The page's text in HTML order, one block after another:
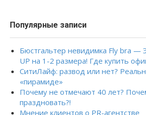
Популярные записи
Бюстгальтер невидимка Fly bra —
UP на 1-2 размера! Где купить
СитиЛайф: развод или нет?
«пирамиде»
Почему не отмечают 40 лет?
праздновать?!
Мнение клиентов о PR-агентстве